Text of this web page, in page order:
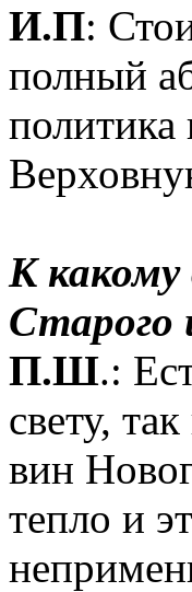
И.П:
полный
политика
К какому
Старого
П.Ш.:
свету,
вин
тепло и